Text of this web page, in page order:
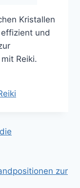
Kristallen
und
Reiki.
zur